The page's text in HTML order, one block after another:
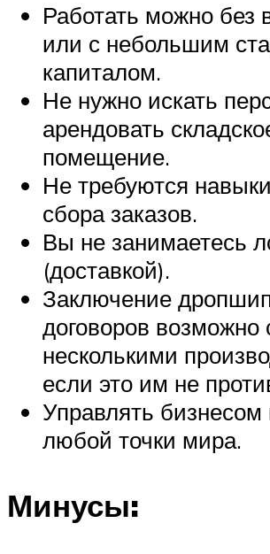
Работать можно без
или с небольшим
капиталом.
Не нужно искать
арендовать
помещение.
Не требуются
сбора заказов.
Вы не занимаетесь
(доставкой).
Заключение
договоров возможно
несколькими
если это им не
Управлять
любой точки мира.
Минусы: